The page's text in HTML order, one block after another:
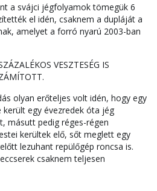
a svájci jégfolyamok tömegük 6
el idén, csaknem a dupláját a
amelyet a forró nyarú 2003-ban
VESZTESÉG IS
olyan erőteljes volt idén, hogy egy
került egy évezredek óta jég
másutt pedig réges-régen
kerültek elő, sőt meglett egy
lezuhant repülőgép roncsa is.
csaknem teljesen